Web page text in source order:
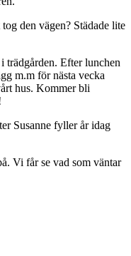
den vägen? Städade lite
trädgården. Efter lunchen
m.m för nästa vecka
hus. Kommer bli
Susanne fyller år idag
Vi får se vad som väntar